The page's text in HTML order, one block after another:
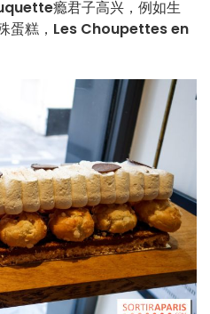
瘾君子高兴，例如生
蛋糕， Les Choupettes en